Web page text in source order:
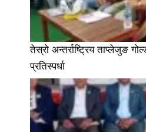
तेस्रो अन्तर्राष्ट्रिय ताप्लेजुङ
प्रतिस्पर्धा